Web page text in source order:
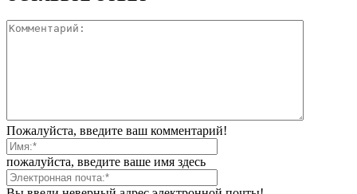
Пожалуйста, введите ваш комментарий!
пожалуйста, введите ваше имя здесь